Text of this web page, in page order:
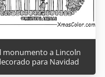
monumento a Lincoln
para Navidad